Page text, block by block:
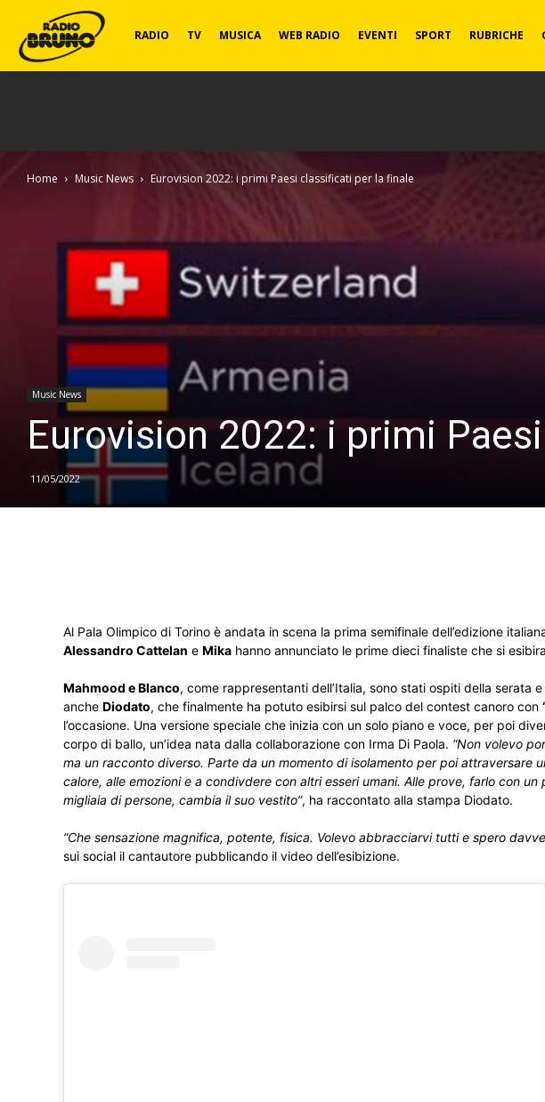
Radio
RADIO TV MUSICA WEB RADIO EVENTI SPORT RUBRICHE
Home Music News Eurovision 2022: i primi Paesi classificati per la finale
Music News
Eurovision 2022: i primi
11/05/2022
Al Pala Olimpico di Torino è andata in scena la prima semifinale dell’edizione
Alessandro Cattelan e Mika hanno annunciato le prime dieci finaliste che si
Mahmood e Blanco, come rappresentanti dell’Italia, sono stati ospiti della serata
anche Diodato, che finalmente ha potuto esibirsi sul palco del contest canoro con
l’occasione. Una versione speciale che inizia con un solo piano e voce, per poi
corpo di ballo, un’idea nata dalla collaborazione con Irma Di Paola. “Non volevo
ma un racconto diverso. Parte da un momento di isolamento per poi attraversare
calore, alle emozioni e a condivdere con altri esseri umani. Alle prove, farlo con
migliaia di persone, cambia il suo vestito”, ha raccontato alla stampa Diodato.
“Che sensazione magnifica, potente, fisica. Volevo abbracciarvi tutti e spero
sui social il cantautore pubblicando il video dell’esibizione.